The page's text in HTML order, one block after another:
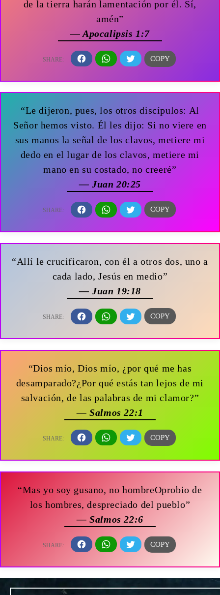
de la tierra harán lamentación por él. Sí,
amén”
— Apocalipsis 1:7
“Le dijeron, pues, los otros discípulos: Al
Señor hemos visto. Él les dijo: Si no viere en
sus manos la señal de los clavos, metiere mi
dedo en el lugar de los clavos, metiere mi
mano en su costado, no creeré”
— Juan 20:25
“Allí le crucificaron, con él a otros dos, uno a
cada lado, Jesús en medio”
— Juan 19:18
“Dios mío, Dios mío, ¿por qué me has
desamparado?¿Por qué estás tan lejos de mi
salvación, de las palabras de mi clamor?”
— Salmos 22:1
“Mas yo soy gusano, no hombreOprobio de
los hombres, despreciado del pueblo”
— Salmos 22:6